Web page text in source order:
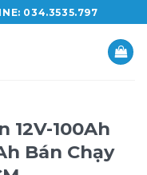
034.3535.797
12V-100Ah
Bán Chạy